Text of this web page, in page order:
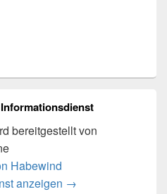
bereitgestellt von
Habewind
anzeigen →